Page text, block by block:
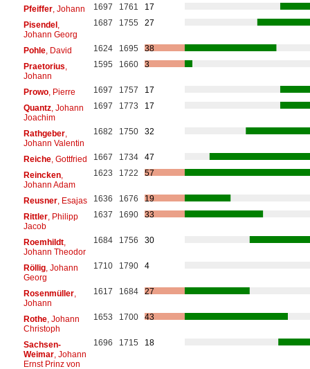
Pfeiffer, Johann 1697 1761
17
Pisendel,
Johann Georg
1687 1755 27
Pohle, David 1624 1695
38
Praetorius
Johann
1595 1660 3
Prowo, Pierre 1697 1757
17
Quantz, Johann
Joachim
1697 1773 17
Rathgeber,
Johann Valentin
1682 1750 32
Reiche, Gottfried 1667 1734
47
Reincken,
Johann Adam
1623 1722 57
Reusner, Esajas 1636 1676
19
Rittler, Philipp
Jacob
1637 1690 33
Roemhildt,
Johann Theodor
1684 1756 30
Röllig, Johann
Georg
1710 1790 4
Rosenmüller,
Johann
1617 1684 27
Rothe, Johann
Christoph
1653 1700 43
Sachsen-
Weimar, Johann
Ernst Prinz von
1696 1715 18